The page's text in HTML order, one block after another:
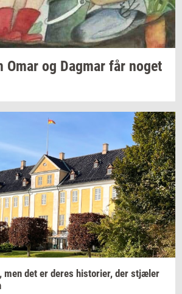
Omar og Dag­mar får noget
men det er deres hi­sto­ri­er, der stjæ­ler